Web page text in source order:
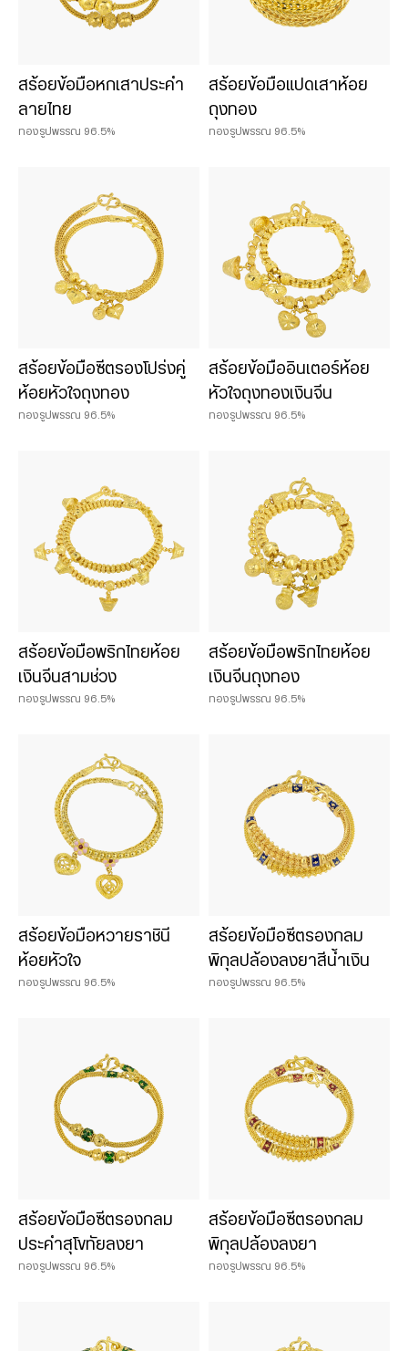
เซ็ทเครื่องประดับ
ทองคำสไตล์จีน
เครื่องประดับชาร์มและหินมงคล
น้ำหนักสินค้า
0.075 บาท
0.125 บาท
1 บาท
2 บาท
3 บาท
สร้อยข้อมือหกเสาประคำ
ลายไทย
ทองรูปพรรณ 96.5%
สร้อยข้อมือแปดเสาห้อย
ถุงทอง
ทองรูปพรรณ 96.5%
สร้อยข้อมือซีตรองโปร่งคู่
ห้อยหัวใจถุงทอง
ทองรูปพรรณ 96.5%
สร้อยข้อมืออินเตอร์ห้อย
หัวใจถุงทองเงินจีน
ทองรูปพรรณ 96.5%
สร้อยข้อมือพริกไทยห้อย
เงินจีนสามช่วง
ทองรูปพรรณ 96.5%
สร้อยข้อมือพริกไทยห้อย
เงินจีนถุงทอง
ทองรูปพรรณ 96.5%
สร้อยข้อมือหวายราชินี
ห้อยหัวใจ
ทองรูปพรรณ 96.5%
สร้อยข้อมือซีตรองกลม
พิกุลปล้องลงยาสีน้ำเงิน
ทองรูปพรรณ 96.5%
สร้อยข้อมือซีตรองกลม
ประคำสุโขทัยลงยา
ทองรูปพรรณ 96.5%
สร้อยข้อมือซีตรองกลม
พิกุลปล้องลงยา
ทองรูปพรรณ 96.5%